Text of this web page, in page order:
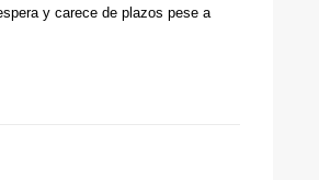
y carece de plazos pese a